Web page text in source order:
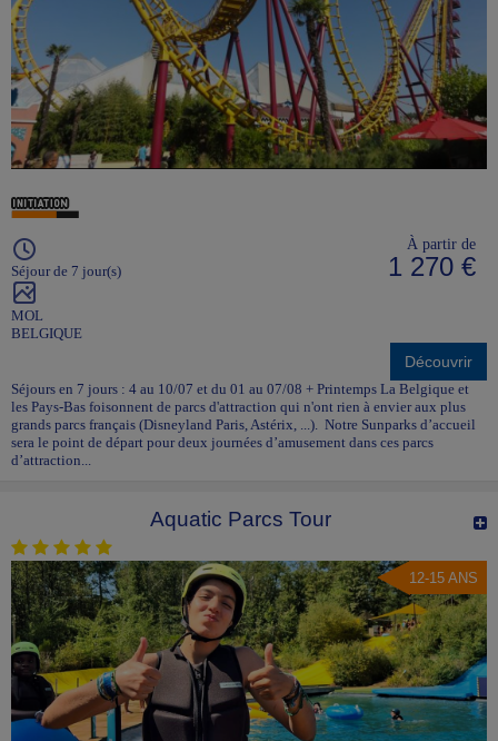
Séjour de 7 jour(s)
MOL
BELGIQUE
À partir de
1 270 €
Découvrir
Séjours en 7 jours : 4 au 10/07 et du 01 au 07/08 + Printemps La Belgique et
les Pays-Bas foisonnent de parcs d'attraction qui n'ont rien à envier aux plus
grands parcs français (Disneyland Paris, Astérix, ...). Notre Sunparks d’accueil
sera le point de départ pour deux journées d’amusement dans ces parcs
d’attraction...
Aquatic Parcs Tour
12-15 ANS